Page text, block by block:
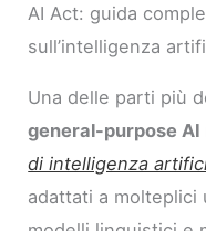
AI Act: guida
sull’intelligenza
Una delle parti più
general-purpose AI
di intelligenza
adattati a molteplici